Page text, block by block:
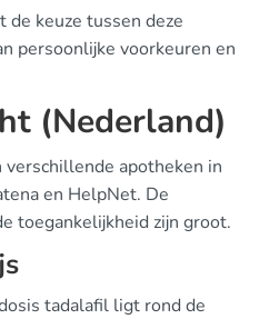
de keuze tussen deze
persoonlijke voorkeuren en
(Nederland)
verschillende apotheken in
en HelpNet. De
toegankelijkheid zijn groot.
tadalafil ligt rond de